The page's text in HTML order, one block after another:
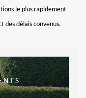
le plus rapidement
des délais convenus.